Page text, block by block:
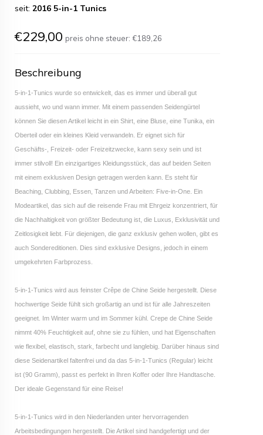
seit: 2016 5-in-1 Tunics
€229,00 preis ohne steuer: €189,26
Beschreibung
5-in-1-Tunics wurde so entwickelt, das es immer und überall gut
aussieht, wo und wann immer. Mit einem passenden Seidengürtel
können Sie diesen Artikel leicht in ein Shirt, eine Bluse, eine Tunika, ein
Oberteil oder ein kleines Kleid verwandeln. Er eignet sich für
Geschäfts-, Freizeit- oder Freizeitzwecke, kann sexy sein und ist
immer stilvoll! Ein einzigartiges Kleidungsstück, das auf beiden Seiten
mit einem exklusiven Design getragen werden kann. Es steht für
Beaching, Clubbing, Essen, Tanzen und Arbeiten: Five-in-One. Ein
Modeartikel, das sich auf die reisende Frau mit Ehrgeiz konzentriert, für
die Nachhaltigkeit von größter Bedeutung ist, die Luxus, Exklusivität und
Zeitlosigkeit liebt. Für diejenigen, die ganz exklusiv gehen wollen, gibt es
auch Sondereditionen. Dies sind exklusive Designs, jedoch in einem
umgekehrten Farbprozess.
5-in-1-Tunics wird aus feinster Crêpe de Chine Seide hergestellt. Diese
hochwertige Seide fühlt sich großartig an und ist für alle Jahreszeiten
geeignet. Im Winter warm und im Sommer kühl. Crepe de Chine Seide
nimmt 40% Feuchtigkeit auf, ohne sie zu fühlen, und hat Eigenschaften
wie flexibel, elastisch, stark, farbecht und langlebig. Darüber hinaus sind
diese Seidenartikel faltenfrei und da das 5-in-1-Tunics (Regular) leicht
ist (90 Gramm), passt es perfekt in Ihren Koffer oder Ihre Handtasche.
Der ideale Gegenstand für eine Reise!
5-in-1-Tunics wird in den Niederlanden unter hervorragenden
Arbeitsbedingungen hergestellt. Die Artikel sind handgefertigt und der